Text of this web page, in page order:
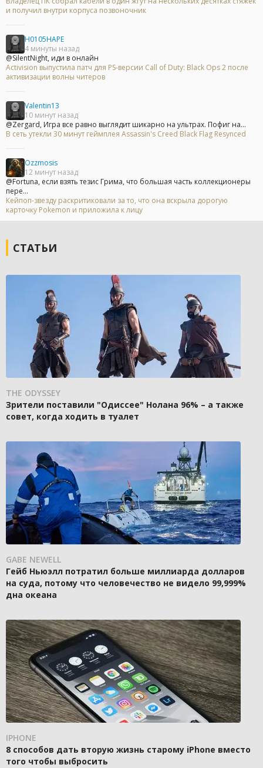
и получил внутри корпуса позвоночник
H0105HAPE
4 минуты назад
@SilentNight, иди в онлайн
Activision выпустила патч для PS-версии Call of Duty: Black Ops 2 после
активизации волны читеров
Valentin13
10 минут назад
@Zergard, Игра все равно выглядит шикарно на ультрах. Пофиг на...
В сеть утекли 30 минут геймплея Assassin's Creed Black Flag Resynced
Ozzmosis
12 минут назад
@Fortuna, если взять тезис Грима, что большая часть коллекционеры
пере...
Кейпоп-звезду раскритиковали за то, что она вскрыла дорогую
карточку Pokemon и приложила к лицу
СТАТЬИ
THE ODYSSEY
Зрители поставили "Одиссее" Нолана 96% – а также
совет, когда ходить в туалет
GABE NEWELL
Гейб Ньюэлл потратил больше миллиарда долларов
на суда, потому что человечество не видело 99,999%
дна океана
IPHONE
8 способов дать вторую жизнь старому iPhone вместо
того чтобы выбросить